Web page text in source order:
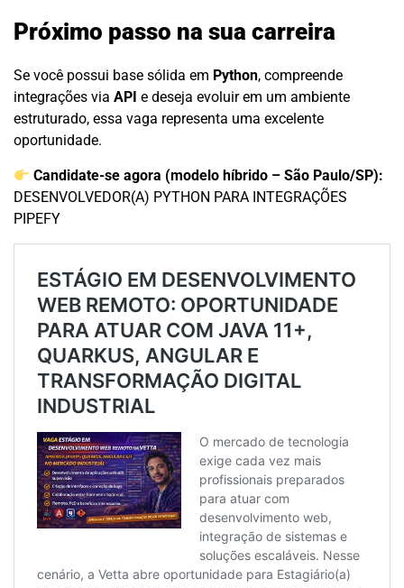
Próximo passo na sua carreira
Se você possui base sólida em Python, compreende
integrações via API e deseja evoluir em um ambiente
estruturado, essa vaga representa uma excelente
oportunidade.
Candidate-se agora (modelo híbrido – São Paulo/SP):
DESENVOLVEDOR(A) PYTHON PARA INTEGRAÇÕES
PIPEFY